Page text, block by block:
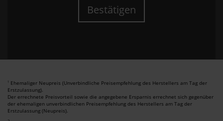
Bestätigen
1 Ehemaliger Neupreis (Unverbindliche Preisempfehlung des Herstellers am Tag der
Erstzulassung).
Der errechnete Preisvorteil sowie die angegebene Ersparnis errechnet sich gegenüber
der ehemaligen unverbindlichen Preisempfehlung des Herstellers am Tag der
Erstzulassung (Neupreis).